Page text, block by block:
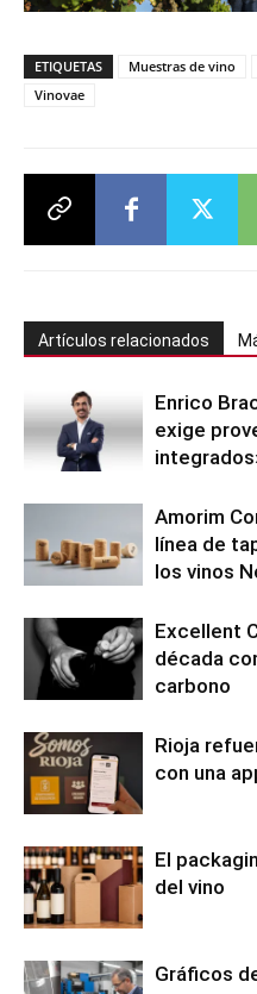
ETIQUETAS Muestras de vino
Vinovae
Artículos relacionados
Enrico
exige
Amorim
línea de
los vinos
Excellent
década
carbono
Rioja
con una
El
del vino
Gráficos